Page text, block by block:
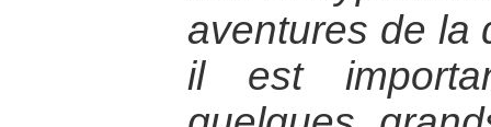
aventures de la
il est